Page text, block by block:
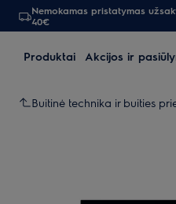
Nemokamas pristatymas
40€
Produktai Akcijos ir
Buitinė technika ir buities